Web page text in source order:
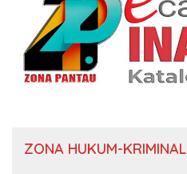
ZONA HUKUM-KRIMINAL